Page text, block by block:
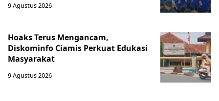
9 Agustus 2026
Hoaks Terus Mengancam,
Diskominfo Ciamis Perkuat Edukasi
Masyarakat
9 Agustus 2026